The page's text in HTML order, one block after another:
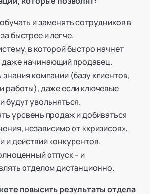
и заменять сотрудников в
быстрее и легче.
в которой быстро начнет
даже начинающий продавец.
компании (базу клиентов,
работы), даже если ключевые
будут увольняться.
уровень продаж и добиваться
независимо от «кризисов»,
и действий конкурентов.
отпуск – и
отделом дистанционно.
повысить результаты отдела